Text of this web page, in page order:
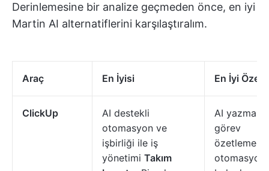
Derinlemesine bir analize geçmeden önce, en iyi
Martin AI alternatiflerini karşılaştıralım.
Araç En İyisi En İyi
ClickUp
AI destekli
otomasyon ve
işbirliği ile iş
yönetimi Takım
AI yazma,
görev
özetleme,